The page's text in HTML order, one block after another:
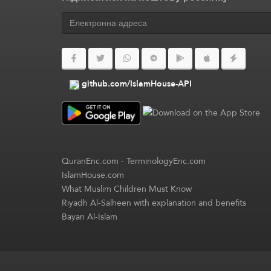
github.com/IslamHouse-API
QuranEnc.com-TerminologyEnc.com
IslamHouse.com
What Muslim Children Must Know
Riyadh Al-Salheen with explanation and benefits
Bayan Al-Islam